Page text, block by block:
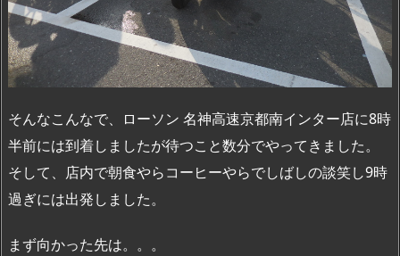
そんなこんなで、ローソン 名神高速京都南インター店に8時
半前には到着しましたが待つこと数分でやってきました。
そして、店内で朝食やらコーヒーやらでしばしの談笑し9時
過ぎには出発しました。
まず向かった先は。。。